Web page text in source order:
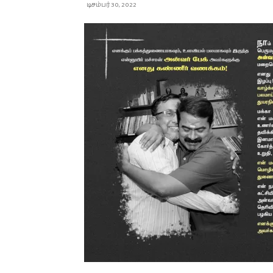
டிசம்பர் 30, 2022